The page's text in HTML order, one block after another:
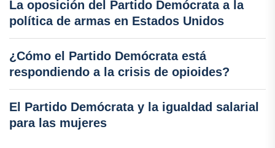
La oposición del Partido Demócrata a la
política de armas en Estados Unidos
¿Cómo el Partido Demócrata está
respondiendo a la crisis de opioides?
El Partido Demócrata y la igualdad salarial
para las mujeres